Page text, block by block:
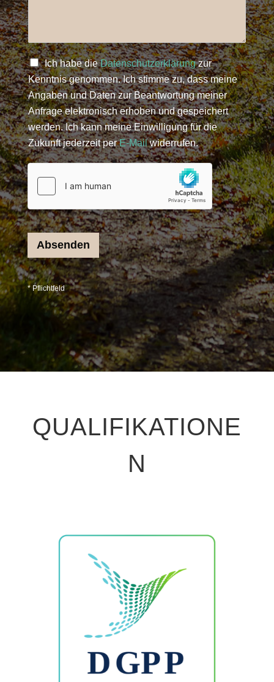
Ich habe dieDatenschutzerklärungzur
Kenntnis genommen. Ich stimme zu, dass meine
Angaben und Daten zur Beantwortung meiner
Anfrage elektronisch erhoben und gespeichert
werden. Ich kann meine Einwilligung für die
Zukunft jederzeit perE-Mailwiderrufen.
Absenden
* Pflichtfeld
QUALIFIKATIONE
N